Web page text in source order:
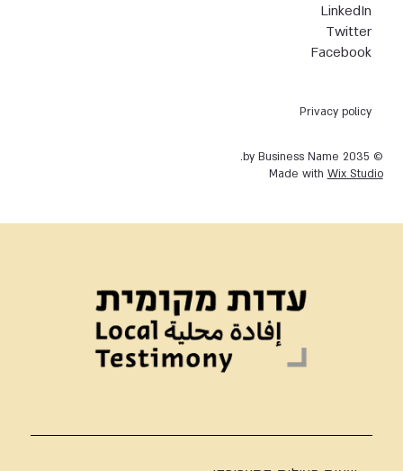
Privacy policy
© 2035 by Business Name.
Made with Wix Studio
LinkedIn
Twitter
Facebook